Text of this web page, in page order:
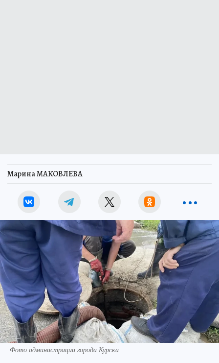
Марина МАКОВЛЕВА
Фото администрации города Курска